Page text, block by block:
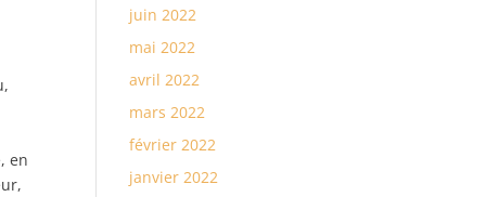
en
juin 2022
mai 2022
avril 2022
mars 2022
février 2022
janvier 2022